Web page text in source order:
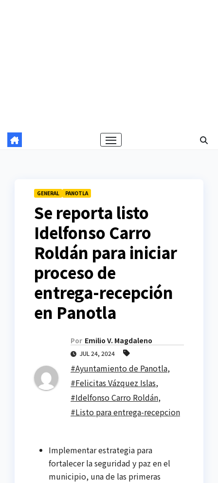
GENERAL PANOTLA
Se reporta listo
Idelfonso Carro
Roldán para iniciar
proceso de
entrega-recepción
en Panotla
Por Emilio V. Magdaleno
JUL 24, 2024
#Ayuntamiento de Panotla,
#Felicitas Vázquez Islas,
#Idelfonso Carro Roldán,
#Listo para entrega-recepcion
Implementar estrategia para
fortalecer la seguridad y paz en el
municipio, una de las primeras